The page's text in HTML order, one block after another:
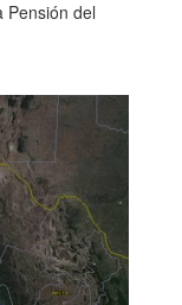
Pensión del